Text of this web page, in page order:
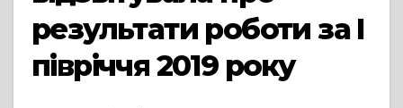
результати роботи за І
півріччя 2019 року